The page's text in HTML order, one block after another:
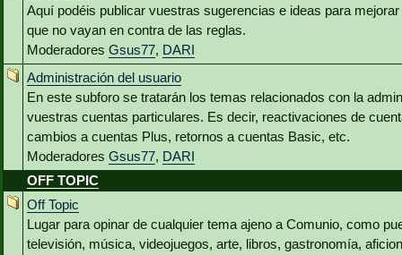
Aquí podéis publicar vuestras sugerencias e ideas para
que no vayan en contra de las reglas.
Moderadores Gsus77, DARI
Administración del usuario
En este subforo se tratarán los temas relacionados con la
vuestras cuentas particulares. Es decir, reactivaciones de
cambios a cuentas Plus, retornos a cuentas Basic, etc.
Moderadores Gsus77, DARI
OFF TOPIC
Off Topic
Lugar para opinar de cualquier tema ajeno a Comunio, como
televisión, música, videojuegos, arte, libros, gastronomía,